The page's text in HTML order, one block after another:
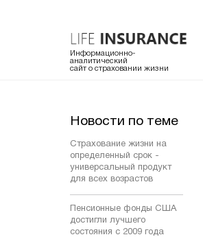
Информационно-
аналитический
сайт о страховании жизни
Новости по теме
Страхование жизни на
определенный срок -
универсальный продукт
для всех возрастов
Пенсионные фонды США
достигли лучшего
состояния с 2009 года